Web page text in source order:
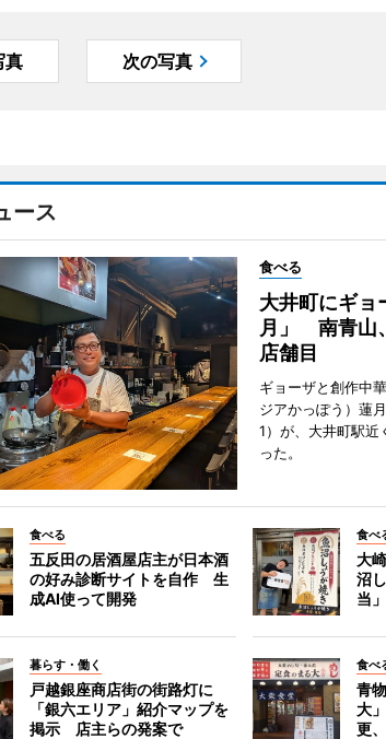
真 次の写真
ース
食べる
大井町にギョ
月」 南青山
店舗目
ギョーザと創作中
ジアかっぽう）蓮
1）が、大井町駅近
った。
食べる
五反田の居酒屋店主が日本酒
の好み診断サイトを自作 生
成AI使って開発
食べ
大
沼
当
暮らす・働く
戸越銀座商店街の街路灯に
「銀六エリア」紹介マップを
掲示 店主らの発案で
食べ
青
大
更